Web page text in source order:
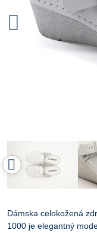
Dámska celokožená
1000 je elegantný